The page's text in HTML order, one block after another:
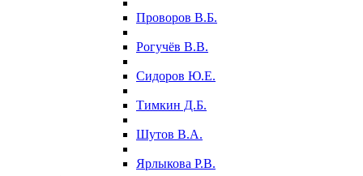
Проворов В.Б.
Рогучёв В.В.
Сидоров Ю.Е.
Тимкин Д.Б.
Шутов В.А.
Ярлыкова Р.В.